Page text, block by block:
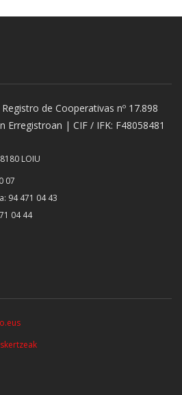
de Cooperativas nº 17.898
Erregistroan | CIF / IFK: F48058481
LOIU
07
94 471 04 43
04 44